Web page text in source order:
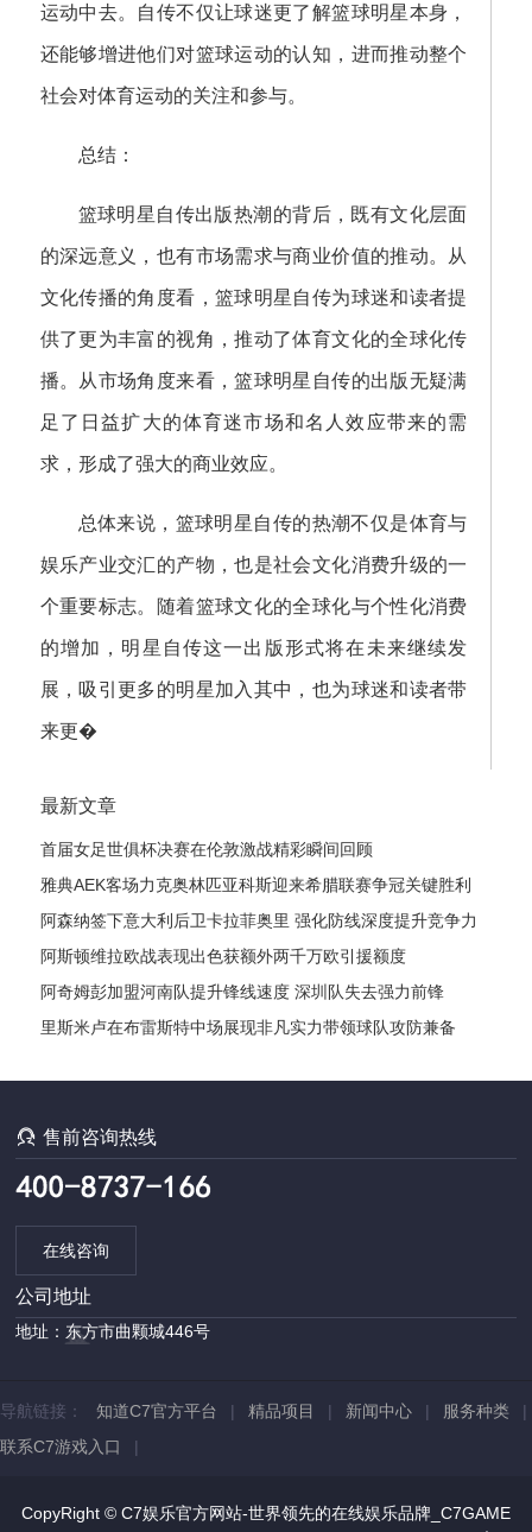
运动中去。自传不仅让球迷更了解篮球明星本身，
还能够增进他们对篮球运动的认知，进而推动整个
社会对体育运动的关注和参与。
总结：
篮球明星自传出版热潮的背后，既有文化层面
的深远意义，也有市场需求与商业价值的推动。从
文化传播的角度看，篮球明星自传为球迷和读者提
供了更为丰富的视角，推动了体育文化的全球化传
播。从市场角度来看，篮球明星自传的出版无疑满
足了日益扩大的体育迷市场和名人效应带来的需
求，形成了强大的商业效应。
总体来说，篮球明星自传的热潮不仅是体育与
娱乐产业交汇的产物，也是社会文化消费升级的一
个重要标志。随着篮球文化的全球化与个性化消费
的增加，明星自传这一出版形式将在未来继续发
展，吸引更多的明星加入其中，也为球迷和读者带
来更�
最新文章
首届女足世俱杯决赛在伦敦激战精彩瞬间回顾
雅典AEK客场力克奥林匹亚科斯迎来希腊联赛争冠关键胜利
阿森纳签下意大利后卫卡拉菲奥里 强化防线深度提升竞争力
阿斯顿维拉欧战表现出色获额外两千万欧引援额度
阿奇姆彭加盟河南队提升锋线速度 深圳队失去强力前锋
里斯米卢在布雷斯特中场展现非凡实力带领球队攻防兼备
售前咨询热线
在线咨询
公司地址
地址：东方市曲颗城446号
导航链接： 知道C7官方平台 | 精品项目 | 新闻中心 | 服务种类 |
联系C7游戏入口
|
CopyRight © C7娱乐官方网站-世界领先的在线娱乐品牌_C7GAME